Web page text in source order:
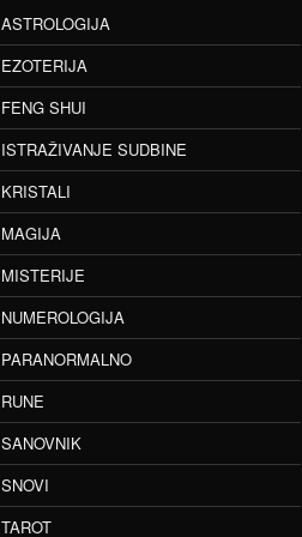
ASTROLOGIJA
EZOTERIJA
FENG SHUI
ISTRAŽIVANJE SUDBINE
KRISTALI
MAGIJA
MISTERIJE
NUMEROLOGIJA
PARANORMALNO
RUNE
SANOVNIK
SNOVI
TAROT